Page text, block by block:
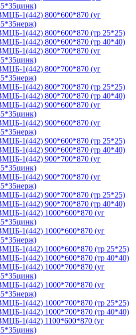
1(442) 800*600*870 (уг
1(442) 800*600*870 (тр 25*25)
1(442) 800*600*870 (тр 40*40)
1(442) 800*700*870 (уг
1(442) 800*700*870 (уг
1(442) 800*700*870 (тр 25*25)
1(442) 800*700*870 (тр 40*40)
1(442) 900*600*870 (уг
1(442) 900*600*870 (уг
1(442) 900*600*870 (тр 25*25)
1(442) 900*600*870 (тр 40*40)
1(442) 900*700*870 (уг
1(442) 900*700*870 (уг
1(442) 900*700*870 (тр 25*25)
1(442) 900*700*870 (тр 40*40)
1(442) 1000*600*870 (уг
1(442) 1000*600*870 (уг
1(442) 1000*600*870 (тр 25*25)
1(442) 1000*600*870 (тр 40*40)
1(442) 1000*700*870 (уг
1(442) 1000*700*870 (уг
1(442) 1000*700*870 (тр 25*25)
1(442) 1000*700*870 (тр 40*40)
1(442) 1100*600*870 (уг